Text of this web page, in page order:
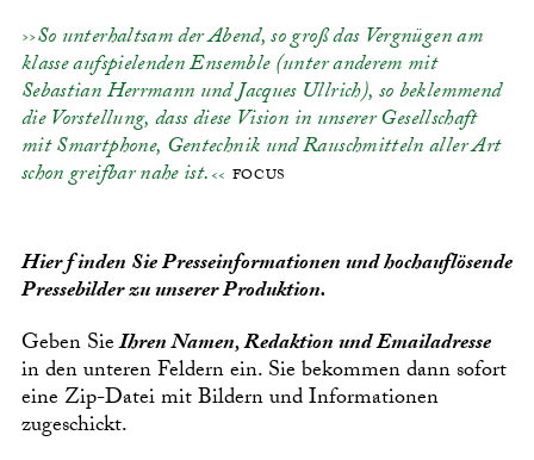
So unterhaltsam der Abend, so groß das Vergnügen am
klasse aufspielenden Ensemble (unter anderem mit
Sebastian Herrmann und Jacques Ullrich), so beklemmend
die Vorstellung, dass diese Vision in unserer Gesellschaft
mit Smartphone, Gentechnik und Rauschmitteln aller Art
schon greifbar nahe ist. FOCUS
Hier finden Sie Presseinformationen und hochauflösende
Pressebilder zu unserer Produktion.
Geben SieIhren Namen, Redaktion und Emailadresse
in den unteren Feldern ein. Sie bekommen dann sofort
eine Zip-Datei mit Bildern und Informationen
zugeschickt.